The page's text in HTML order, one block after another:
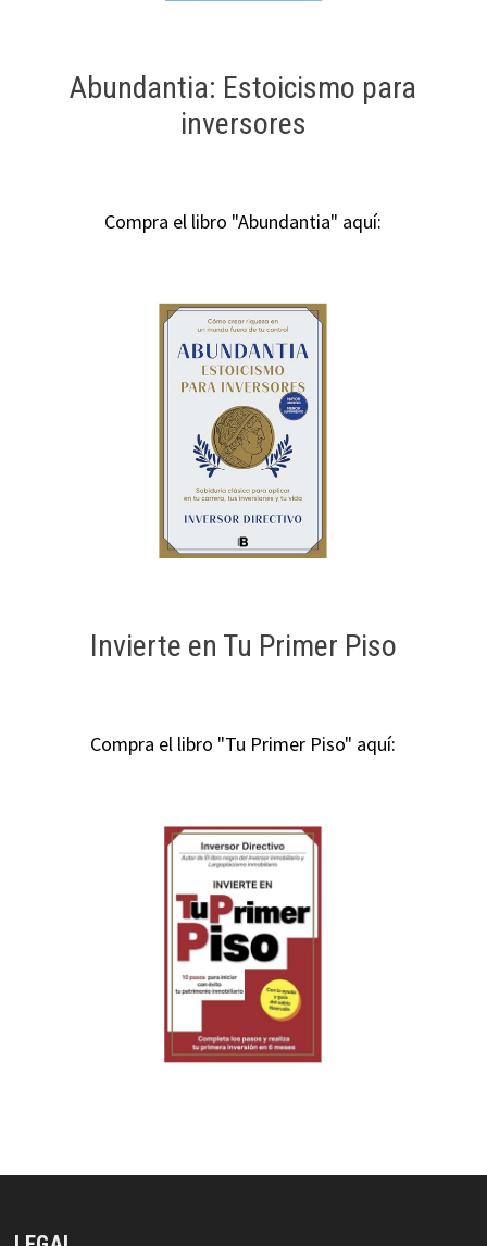
Abundantia: Estoicismo para
inversores
Compra el libro "Abundantia" aquí:
Invierte en Tu Primer Piso
Compra el libro "Tu Primer Piso" aquí: